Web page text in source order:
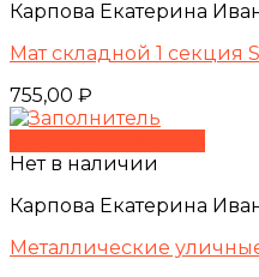
Карпова Екатерина
Мат складной 1 секция
755,00 ₽
Нет в наличии
Карпова Екатерина
Металлические